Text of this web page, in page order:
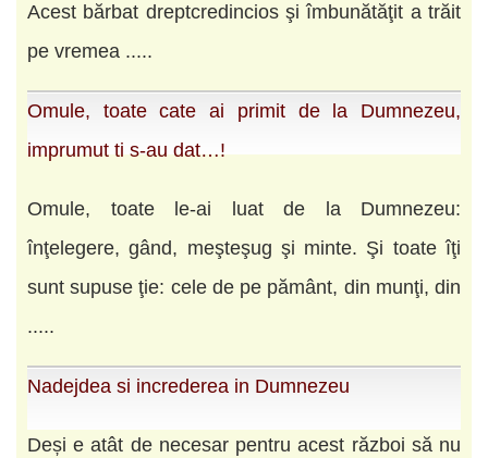
Acest bărbat dreptcredincios şi îmbunătăţit a trăit
pe vremea .....
Omule, toate cate ai primit de la Dumnezeu,
imprumut ti s-au dat…!
Omule, toate le-ai luat de la Dumnezeu:
înţelegere, gând, meşteşug şi minte. Şi toate îţi
sunt supuse ţie: cele de pe pământ, din munţi, din
.....
Nadejdea si increderea in Dumnezeu
Deși e atât de necesar pentru acest război să nu